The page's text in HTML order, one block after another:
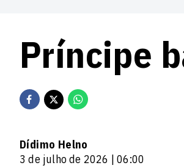
Príncipe
Dídimo Helno
3 de julho de 2026 | 06:00